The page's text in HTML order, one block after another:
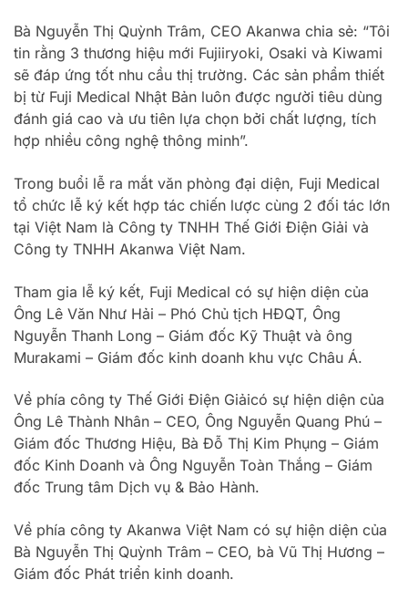
Bà Nguyễn Thị Quỳnh Trâm, CEO Akanwa chia sẻ: “Tôi
tin rằng 3 thương hiệu mới Fujiiryoki, Osaki và Kiwami
sẽ đáp ứng tốt nhu cầu thị trường. Các sản phẩm thiết
bị từ Fuji Medical Nhật Bản luôn được người tiêu dùng
đánh giá cao và ưu tiên lựa chọn bởi chất lượng, tích
hợp nhiều công nghệ thông minh”.
Trong buổi lễ ra mắt văn phòng đại diện, Fuji Medical
tổ chức lễ ký kết hợp tác chiến lược cùng 2 đối tác lớn
tại Việt Nam là Công ty TNHH Thế Giới Điện Giải và
Công ty TNHH Akanwa Việt Nam.
Tham gia lễ ký kết, Fuji Medical có sự hiện diện của
Ông Lê Văn Như Hải – Phó Chủ tịch HĐQT, Ông
Nguyễn Thanh Long – Giám đốc Kỹ Thuật và ông
Murakami – Giám đốc kinh doanh khu vực Châu Á.
Về phía công ty Thế Giới Điện Giảicó sự hiện diện của
Ông Lê Thành Nhân – CEO, Ông Nguyễn Quang Phú –
Giám đốc Thương Hiệu, Bà Đỗ Thị Kim Phụng – Giám
đốc Kinh Doanh và Ông Nguyễn Toàn Thắng – Giám
đốc Trung tâm Dịch vụ & Bảo Hành.
Về phía công ty Akanwa Việt Nam có sự hiện diện của
Bà Nguyễn Thị Quỳnh Trâm – CEO, bà Vũ Thị Hương –
Giám đốc Phát triển kinh doanh.